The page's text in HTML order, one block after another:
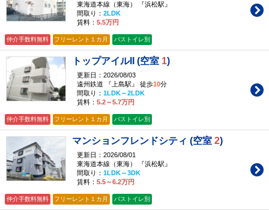
東海道本線（東海） 『浜松駅』
間取り： 2LDK
賃料： 5.5万円
仲介手数料無料 フリーレント１カ月 バストイレ別
トップアイルII (空室 1)
更新日：2026/08/03
遠州鉄道 『上島駅』 徒歩10分
間取り： 1LDK～2LDK
賃料： 5.2～5.7万円
仲介手数料無料 フリーレント１カ月 バストイレ別
マンションフレンドシティ (空室 2)
更新日：2026/08/01
東海道本線（東海） 『浜松駅』
間取り： 1LDK～3DK
賃料： 5.5～6.2万円
仲介手数料無料 フリーレント１カ月 バストイレ別